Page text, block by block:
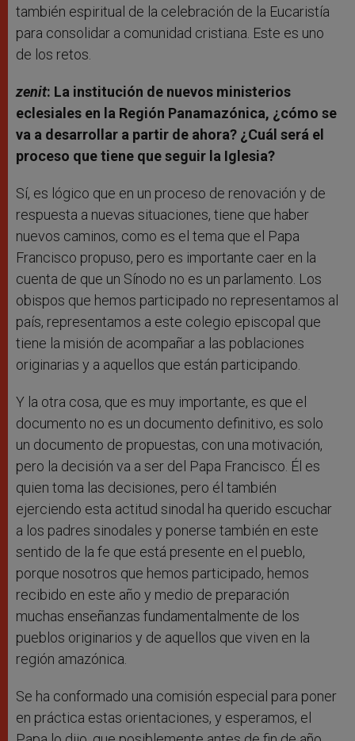
también espiritual de la celebración de la Eucaristía
para consolidar a comunidad cristiana. Este es uno
de los retos.
zenit: La institución de nuevos ministerios
eclesiales en la Región Panamazónica, ¿cómo se
va a desarrollar a partir de ahora? ¿Cuál será el
proceso que tiene que seguir la Iglesia?
Sí, es lógico que en un proceso de renovación y de
respuesta a nuevas situaciones, tiene que haber
nuevos caminos, como es el tema que el Papa
Francisco propuso, pero es importante caer en la
cuenta de que un Sínodo no es un parlamento. Los
obispos que hemos participado no representamos al
país, representamos a este colegio episcopal que
tiene la misión de acompañar a las poblaciones
originarias y a aquellos que están participando.
Y la otra cosa, que es muy importante, es que el
documento no es un documento definitivo, es solo
un documento de propuestas, con una motivación,
pero la decisión va a ser del Papa Francisco. Él es
quien toma las decisiones, pero él también
ejerciendo esta actitud sinodal ha querido escuchar
a los padres sinodales y ponerse también en este
sentido de la fe que está presente en el pueblo,
porque nosotros que hemos participado, hemos
recibido en este año y medio de preparación
muchas enseñanzas fundamentalmente de los
pueblos originarios y de aquellos que viven en la
región amazónica.
Se ha conformado una comisión especial para poner
en práctica estas orientaciones, y esperamos, el